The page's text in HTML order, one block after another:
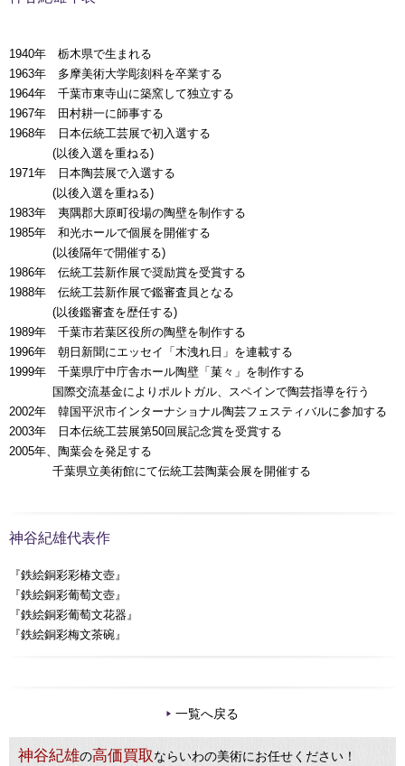
1940年 栃木県で生まれる
1963年 多摩美術大学彫刻科を卒業する
1964年 千葉市東寺山に築窯して独立する
1967年 田村耕一に師事する
1968年 日本伝統工芸展で初入選する
(以後入選を重ねる)
1971年 日本陶芸展で入選する
(以後入選を重ねる)
1983年 夷隅郡大原町役場の陶壁を制作する
1985年 和光ホールで個展を開催する
(以後隔年で開催する)
1986年 伝統工芸新作展で奨励賞を受賞する
1988年 伝統工芸新作展で鑑審査員となる
(以後鑑審査を歴任する)
1989年 千葉市若葉区役所の陶壁を制作する
1996年 朝日新聞にエッセイ「木洩れ日」を連載する
1999年 千葉県庁中庁舎ホール陶壁「菓々」を制作する
国際交流基金によりポルトガル、スペインで陶芸指導を行う
2002年 韓国平沢市インターナショナル陶芸フェスティバルに参加する
2003年 日本伝統工芸展第50回展記念賞を受賞する
2005年、陶葉会を発足する
千葉県立美術館にて伝統工芸陶葉会展を開催する
神谷紀雄代表作
『鉄絵銅彩彩椿文壺』
『鉄絵銅彩葡萄文壺』
『鉄絵銅彩葡萄文花器』
『鉄絵銅彩梅文茶碗』
一覧へ戻る
神谷紀雄の高価買取ならいわの美術にお任せください！